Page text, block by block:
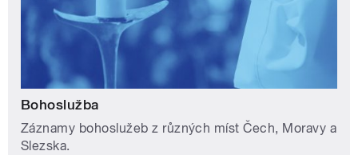
Bohoslužba
Záznamy bohoslužeb z různých míst Čech, Moravy a
Slezska.